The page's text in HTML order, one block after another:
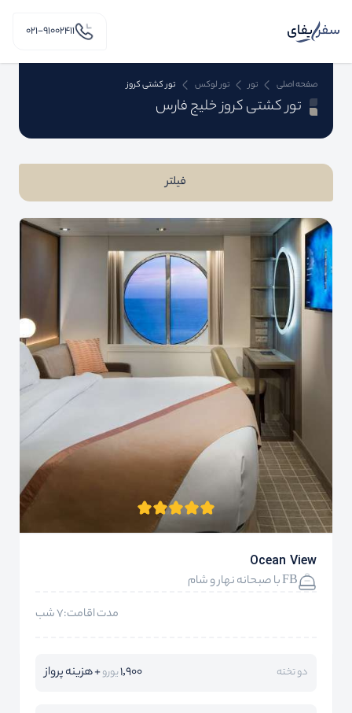
۰۲۱-91002411
صفحه اصلی تور تور لوکس تور کشتی کروز
تور کشتی کروز خلیج فارس
فیلتر
Ocean View
FB با صبحانه نهار و شام
مدت اقامت:7 شب
دو تخته 1,900یورو+ هزینه پرواز